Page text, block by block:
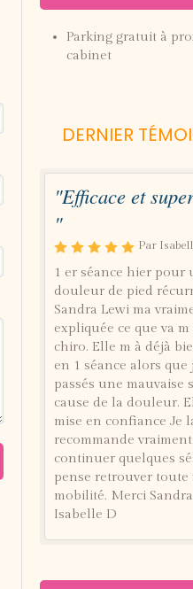
Parking gratuit à
cabinet
DERNIER
"Efficace et
"
Par
1 er séance hier pour
douleur de pied
Sandra Lewi ma
expliquée ce que va
chiro. Elle m à déjà
en 1 séance alors que
passés une mauvaise
cause de la douleur.
mise en confiance Je
recommande
continuer quelques
pense retrouver toute
mobilité. Merci
Isabelle D